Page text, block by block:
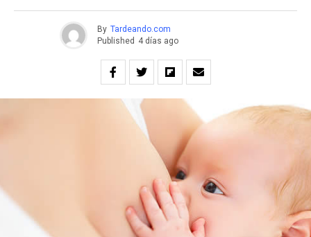
By Tardeando.com
Published 4 días ago